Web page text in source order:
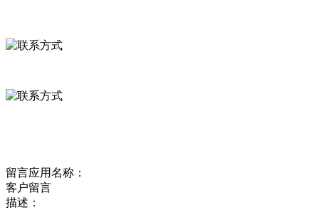
留言应用名称：
客户留言
描述：